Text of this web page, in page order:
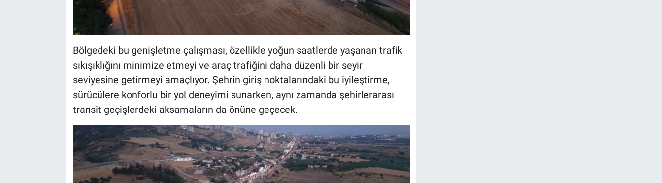
Bölgedeki bu genişletme çalışması, özellikle yoğun saatlerde yaşanan trafik
sıkışıklığını minimize etmeyi ve araç trafiğini daha düzenli bir seyir
seviyesine getirmeyi amaçlıyor. Şehrin giriş noktalarındaki bu iyileştirme,
sürücülere konforlu bir yol deneyimi sunarken, aynı zamanda şehirlerarası
transit geçişlerdeki aksamaların da önüne geçecek.